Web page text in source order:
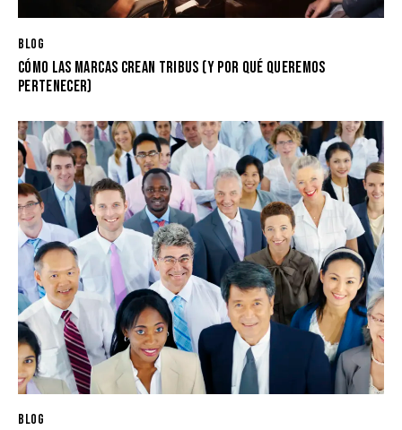
BLOG
CÓMO LAS MARCAS CREAN TRIBUS (Y POR QUÉ QUEREMOS
PERTENECER)
BLOG